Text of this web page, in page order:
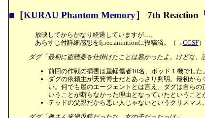
■ ［KURAU Phantom Memory］ 7th Reaction
放映してからかなり経過していますが…。
あらすじ付詳細感想をfj.rec.animtionに投稿済。（→CCSF）
ダグ「最初に盗聴器を仕掛けたことは悪かったよ。けどな
前回の作戦の損害は重軽傷者10名、ポッド１機でした。
ダグの依頼主が天箕博士だとあっさり判明。最初か
い。何でも屋のエージェントとは言え、ダグは自ら
いうことが断らなかった理由となっていたというこ
テッドの父親だから悪い人じゃないというクリスマ